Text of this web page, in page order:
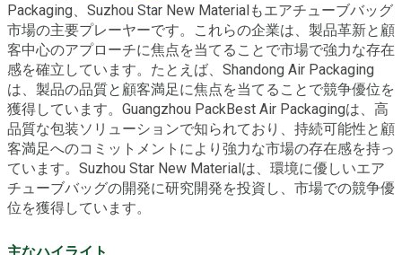
Packaging、Suzhou Star New Materialもエアチューブバッグ
市場の主要プレーヤーです。これらの企業は、製品革新と顧
客中心のアプローチに焦点を当てることで市場で強力な存在
感を確立しています。たとえば、Shandong Air Packaging
は、製品の品質と顧客満足に焦点を当てることで競争優位を
獲得しています。Guangzhou PackBest Air Packagingは、高
品質な包装ソリューションで知られており、持続可能性と顧
客満足へのコミットメントにより強力な市場の存在感を持っ
ています。Suzhou Star New Materialは、環境に優しいエア
チューブバッグの開発に研究開発を投資し、市場での競争優
位を獲得しています。